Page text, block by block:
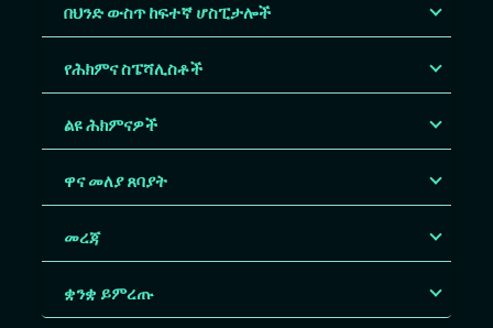
በህንድ ውስጥ ከፍተኛ ሆስፒታሎች
የሕክምና ስፔሻሊስቶች
ልዩ ሕክምናዎች
ዋና መለያ ጸባያት
መረጃ
ቋንቋ ይምረጡ